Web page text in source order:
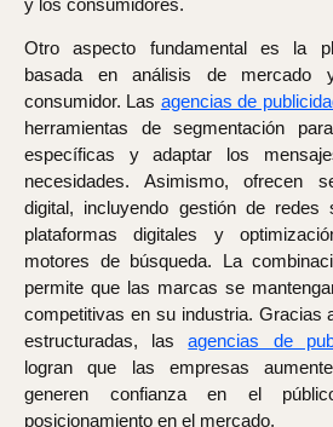
Otro aspecto fundamental es la
basada en análisis de mercado
consumidor. Las agencias de
herramientas de segmentación
específicas y adaptar los
necesidades. Asimismo, ofrecen
digital, incluyendo gestión de redes
plataformas digitales y
motores de búsqueda. La
permite que las marcas se
competitivas en su industria. Gracias
estructuradas, lasagencias de
logran que las empresas
generen confianza en el
posicionamiento en el mercado.